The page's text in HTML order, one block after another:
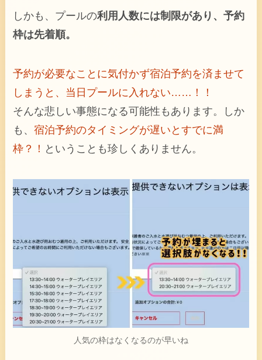
しかも、プールの利用人数には制限があり、予約
枠は先着順。
予約が必要なことに気付かず宿泊予約を済ませて
しまうと、当日プールに入れない……！！
そんな悲しい事態になる可能性もあります。しか
も、宿泊予約のタイミングが遅いとすでに満
枠？！ ということも珍しくありません。
人気の枠はなくなるのが早いね